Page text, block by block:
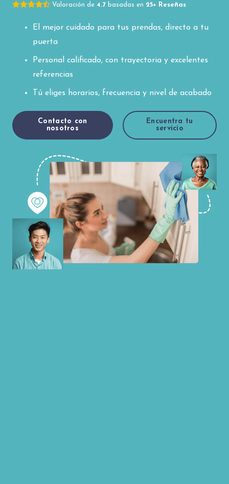
Valoración de 4.7 basadas en 25+ Reseñas
El mejor cuidado para tus prendas, directo a tu
puerta
Personal calificado, con trayectoria y excelentes
referencias
Tú eliges horarios, frecuencia y nivel de acabado
Contacto con
nosotros
Encuentra tu
servicio